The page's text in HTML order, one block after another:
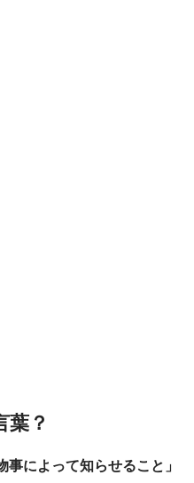
葉？
事によって知らせること」